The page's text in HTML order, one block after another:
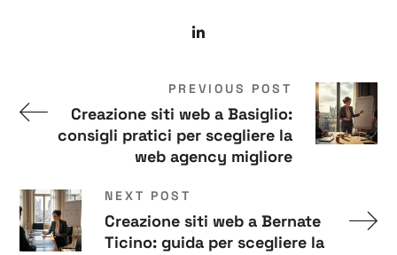
PREVIOUS POST
Creazione siti web a Basiglio:
consigli pratici per scegliere la
web agency migliore
NEXT POST
Creazione siti web a Bernate
Ticino: guida per scegliere la